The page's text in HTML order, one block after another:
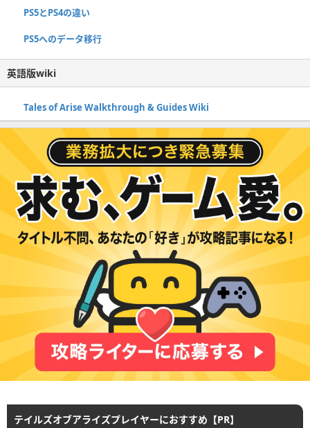
PS5とPS4の違い
PS5へのデータ移行
英語版wiki
Tales of Arise Walkthrough & Guides Wiki
テイルズオブアライズプレイヤーにおすすめ【PR】